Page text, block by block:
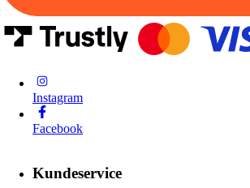
Instagram
Facebook
Kundeservice